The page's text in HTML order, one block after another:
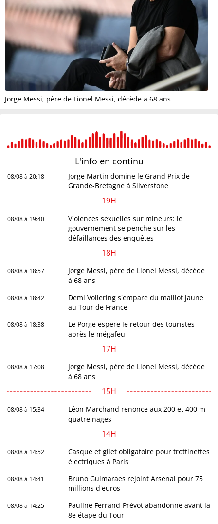
Jorge Messi, père de Lionel Messi, décède à 68 ans
L'info en continu
08/08 à 20:18
Jorge Martin domine le Grand Prix de
Grande-Bretagne à Silverstone
19H
08/08 à 19:40
Violences sexuelles sur mineurs: le
gouvernement se penche sur les
défaillances des enquêtes
18H
08/08 à 18:57
Jorge Messi, père de Lionel Messi, décède
à 68 ans
08/08 à 18:42
Demi Vollering s'empare du maillot jaune
au Tour de France
08/08 à 18:38
Le Porge espère le retour des touristes
après le mégafeu
17H
08/08 à 17:08
Jorge Messi, père de Lionel Messi, décède
à 68 ans
15H
08/08 à 15:34
Léon Marchand renonce aux 200 et 400 m
quatre nages
14H
08/08 à 14:52
Casque et gilet obligatoire pour trottinettes
électriques à Paris
08/08 à 14:41
Bruno Guimaraes rejoint Arsenal pour 75
millions d'euros
08/08 à 14:25
Pauline Ferrand-Prévot abandonne avant la
8e étape du Tour